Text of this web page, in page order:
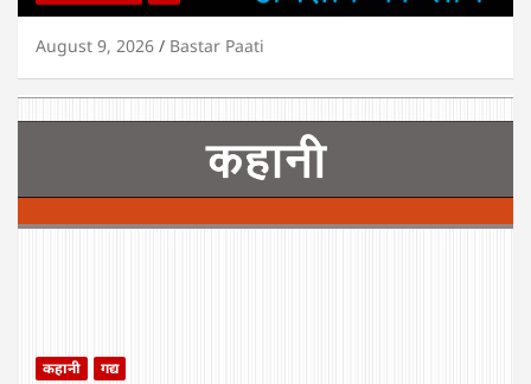
August 9, 2026 Bastar Paati
कहानी गद्य